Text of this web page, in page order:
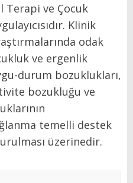
Terapi ve Çocuk
Klinik
odak
ve ergenlik
durum bozuklukları,
bozukluğu ve
temelli destek
üzerinedir.